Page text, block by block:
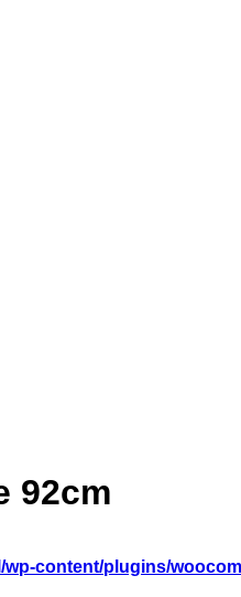
92cm
content/plugins/